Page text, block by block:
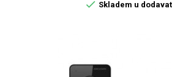
 Skladem u